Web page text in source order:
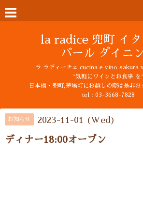
la radice 兜町 イタ
バール ダイニ
ラ ラディーチェ cucina e vino sakura
~気軽にワインとお食事 を~
日本橋・兜町,茅場町にお越しの際は是非お
tel : 03-3668-7828
お知らせ 2023-11-01 (Wed)
ディナー18:00オープン